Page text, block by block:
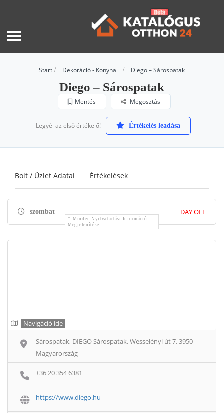
Start Dekoráció - Konyha Diego – Sárospatak
Diego – Sárospatak
Mentés Megosztás
Legyél az első értékelő! Értékelés leadása
Bolt / Üzlet Adatai Értékelések
szombat DAY OFF
Minden Nyitvatartási Információ
Megjelenítése
Navigáció ide
Sárospatak, DIEGO Sárospatak, Wesselényi út 7, 3950
Magyarország
+36 20 354 6381
https://www.diego.hu